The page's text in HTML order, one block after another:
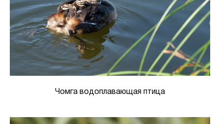
Чомга водоплавающая птица